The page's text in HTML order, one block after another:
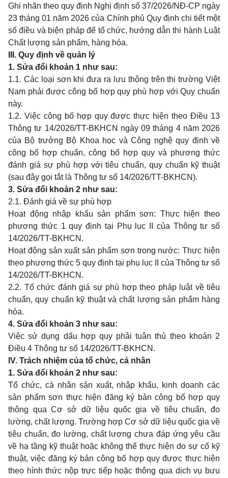
Ghi nhãn theo quy định Nghị định số 37/2026/NĐ-CP ngày
23 tháng 01 năm 2026 của Chính phủ Quy định chi tiết một
số điều và biện pháp để tổ chức, hướng dẫn thi hành Luật
Chất lượng sản phẩm, hàng hóa.
III. Quy định về quản lý
1. Sửa đổi khoản 1 như sau:
1.1. Các loại sơn khi đưa ra lưu thông trên thị trường Việt
Nam phải được công bố hợp quy phù hợp với Quy chuẩn
này.
1.2. Việc công bố hợp quy được thực hiện theo Điều 13
Thông tư 14/2026/TT-BKHCN ngày 09 tháng 4 năm 2026
của Bộ trưởng Bộ Khoa học và Công nghệ quy định về
công bố hợp chuẩn, công bố hợp quy và phương thức
đánh giá sự phù hợp với tiêu chuẩn, quy chuẩn kỹ thuật
(sau đây gọi tắt là Thông tư số 14/2026/TT-BKHCN).
3. Sửa đổi khoản 2 như sau:
2.1. Đánh giá về sự phù hợp
Hoạt động nhập khẩu sản phẩm sơn: Thực hiện theo
phương thức 1 quy định tại Phụ lục II của Thông tư số
14/2026/TT-BKHCN.
Hoạt động sản xuất sản phẩm sơn trong nước: Thực hiện
theo phương thức 5 quy định tại phụ lục II của Thông tư số
14/2026/TT-BKHCN.
2.2. Tổ chức đánh giá sự phù hợp theo pháp luật về tiêu
chuẩn, quy chuẩn kỹ thuật và chất lượng sản phẩm hàng
hóa.
4. Sửa đổi khoản 3 như sau:
Việc sử dụng dấu hợp quy phải tuân thủ theo khoản 2
Điều 4 Thông tư số 14/2026/TT-BKHCN.
IV. Trách nhiệm của tổ chức, cá nhân
1. Sửa đổi khoản 2 như sau:
Tổ chức, cá nhân sản xuất, nhập khẩu, kinh doanh các
sản phẩm sơn thực hiện đăng ký bản công bố hợp quy
thông qua Cơ sở dữ liệu quốc gia về tiêu chuẩn, đo
lường, chất lượng. Trường hợp Cơ sở dữ liệu quốc gia về
tiêu chuẩn, đo lường, chất lượng chưa đáp ứng yêu cầu
về hạ tầng kỹ thuật hoặc không thể thực hiện do sự cố kỹ
thuật, việc đăng ký bản công bố hợp quy được thực hiện
theo hình thức nộp trực tiếp hoặc thông qua dịch vụ bưu